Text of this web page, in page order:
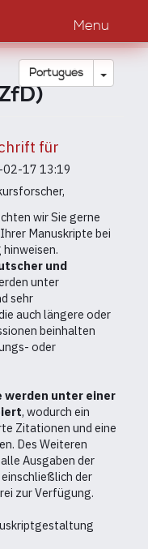
Menu
Português Toggle
für
17 13:19
wir Sie gerne
Manuskripte bei
und
unter
sehr
auch längere oder
beinhalten
oder
werden unter einer
, wodurch ein
Zitationen und eine
Des Weiteren
alle Ausgaben der
der
zur Verfügung.